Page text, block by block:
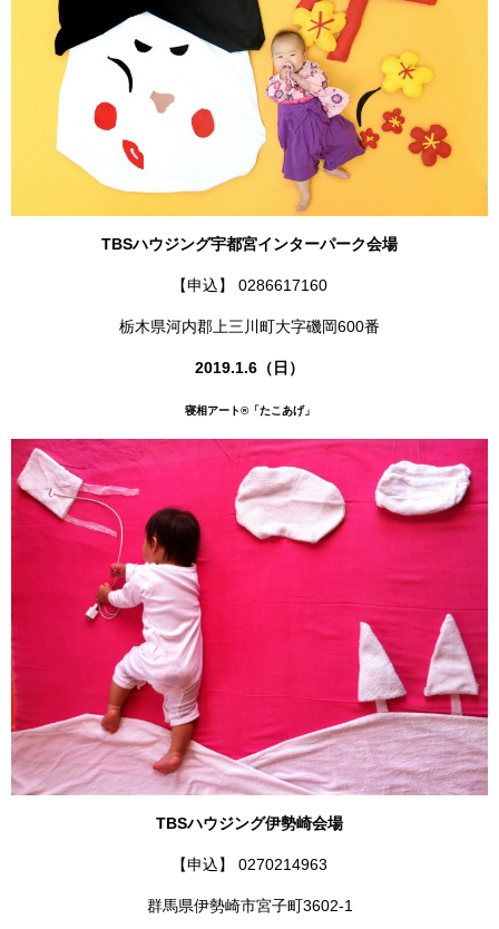
TBSハウジング宇都宮インターパーク会場
【申込】 0286617160
栃木県河内郡上三川町大字磯岡600番
2019.1.6（日）
寝相アート®「たこあげ」
TBSハウジング伊勢崎会場
【申込】 0270214963
群馬県伊勢崎市宮子町3602-1